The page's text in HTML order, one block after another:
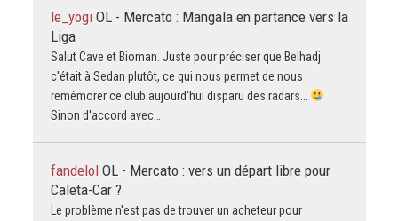
le_yogi OL - Mercato : Mangala en partance vers la
Liga
Salut Cave et Bioman. Juste pour préciser que Belhadj
c'était à Sedan plutôt, ce qui nous permet de nous
remémorer ce club aujourd'hui disparu des radars...
Sinon d'accord avec…
fandelol OL - Mercato : vers un départ libre pour
Caleta-Car ?
Le problème n'est pas de trouver un acheteur pour